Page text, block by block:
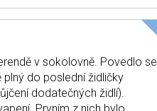
v sokolovně. Povedlo se
do poslední židličky
dodatečných židlí).
Prvním z nich bylo